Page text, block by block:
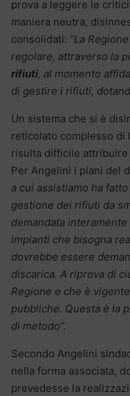
prova a leggere le
maniera neutra,
consolidati: “La
regolare, attraverso la
rifiuti, al momento
di gestire i rifiuti,
Un sistema che si è
reticolato complesso
risulta difficile
Per Angelini i piani del
a cui assistiamo ha
gestione dei rifiuti da
demandata interamente
impianti che bisogna
dovrebbe essere
discarica. A riprova di
Regione e che è
pubbliche. Questa è la
di metodo”.
Secondo Angelini
nella forma associata,
prevedesse la